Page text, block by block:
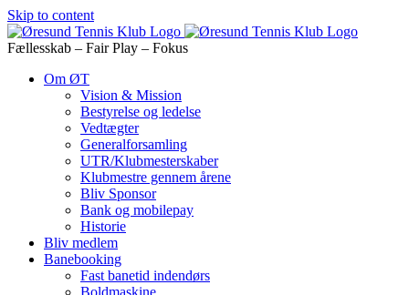
Skip to content
Fællesskab – Fair Play – Fokus
Om ØT
Vision & Mission
Bestyrelse og ledelse
Vedtægter
Generalforsamling
UTR/Klubmesterskaber
Klubmestre gennem årene
Bliv Sponsor
Bank og mobilepay
Historie
Bliv medlem
Banebooking
Fast banetid indendørs
Boldmaskine